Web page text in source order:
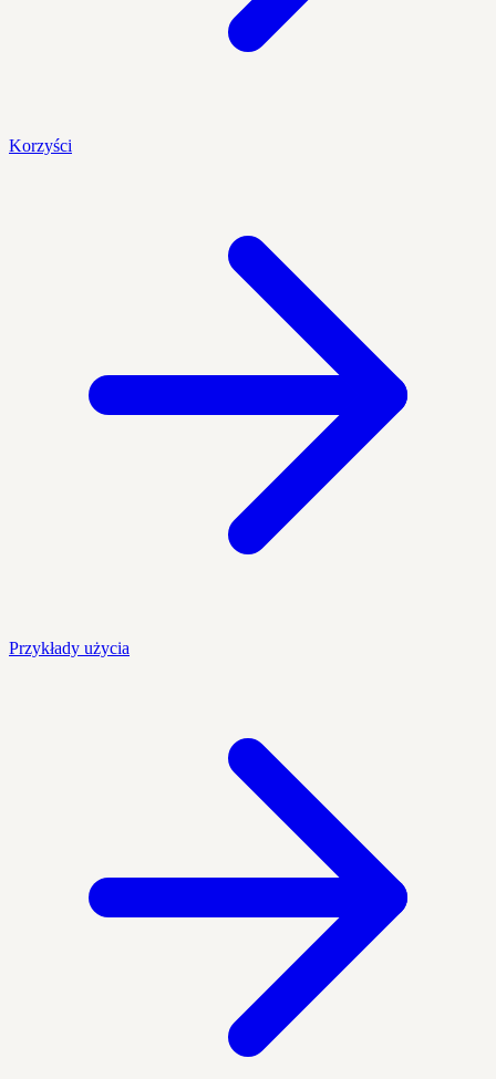
Korzyści
Przykłady użycia